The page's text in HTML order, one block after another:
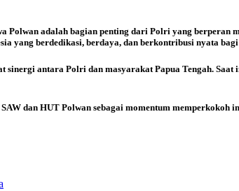
Polwan adalah bagian penting dari Polri yang berperan
yang berdedikasi, berdaya, dan berkontribusi nyata
antara Polri dan masyarakat Papua Tengah.
dan HUT Polwan sebagai momentum memperkokoh